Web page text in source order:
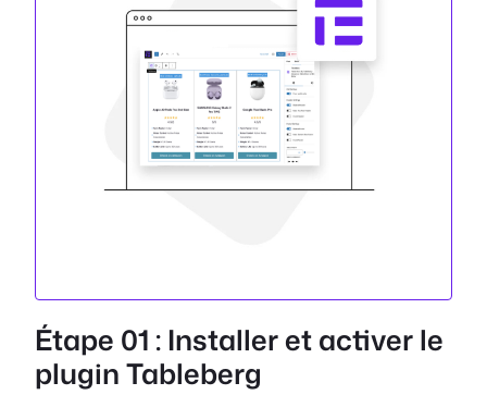
Étape 01 : Installer et activer le
plugin Tableberg